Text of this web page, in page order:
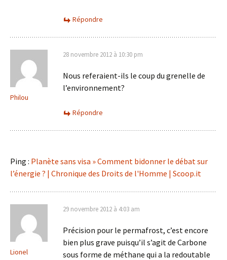
Répondre
Philou
28 novembre 2012 à 10:30 pm
Nous referaient-ils le coup du grenelle de
l’environnement?
Répondre
Ping : Planète sans visa » Comment bidonner le débat sur
l’énergie ? | Chronique des Droits de l'Homme | Scoop.it
Lionel
29 novembre 2012 à 4:03 am
Précision pour le permafrost, c’est encore
bien plus grave puisqu’il s’agit de Carbone
sous forme de méthane qui a la redoutable